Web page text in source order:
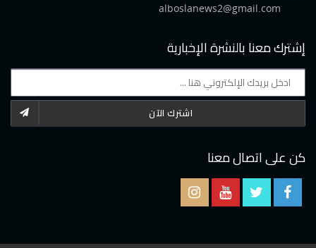
alboslanews2@gmail.com
إشترك معنا بالنشرة الإخبارية
اشترك الآن
كن على اتصال معنا